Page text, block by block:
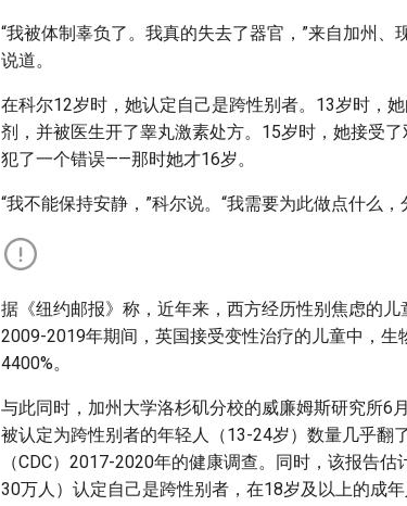
“我被体制辜负了。我真的失去了器官，”来自加州、
说道。
在科尔12岁时，她认定自己是跨性别者。13岁时，
剂，并被医生开了睾丸激素处方。15岁时，她接受
犯了一个错误——那时她才16岁。
“我不能保持安静，”科尔说。“我需要为此做点什么
据《纽约邮报》称，近年来，西方经历性别焦虑的
2009-2019年期间，英国接受变性治疗的儿童中，生
4400%。
与此同时，加州大学洛杉矶分校的威廉姆斯研究所6
被认定为跨性别者的年轻人（13-24岁）数量几乎翻
（CDC）2017-2020年的健康调查。同时，该报告
30万人）认定自己是跨性别者，在18岁及以上的成